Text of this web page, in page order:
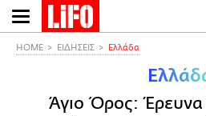
Παράκαμψη
προς
HOME ΕΙΔΗΣΕΙΣ Ελλάδα
Άγιο Όρος: Έρευνα